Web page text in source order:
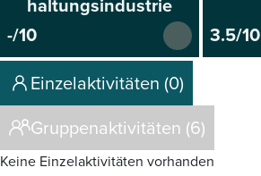
-/10
3.5/10
Einzelaktivitäten (0)
Gruppenaktivitäten (6)
Keine Einzelaktivitäten vorhanden